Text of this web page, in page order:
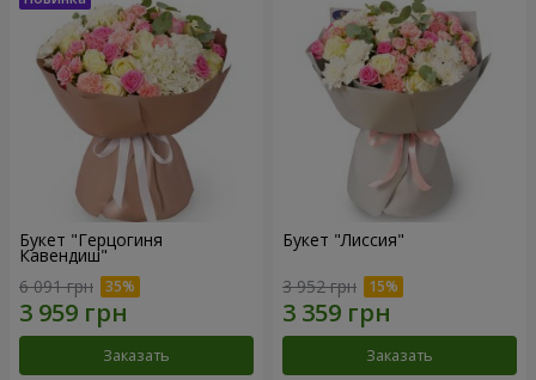
Букет "Герцогиня
Кавендиш"
6 091 грн
Заказать
Букет "Лиссия"
3 952 грн
Заказать